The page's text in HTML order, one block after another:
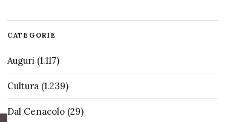
CATEGORIE
Auguri(1.117)
Cultura(1.239)
Dal Cenacolo(29)